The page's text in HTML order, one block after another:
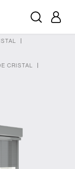
CRISTAL